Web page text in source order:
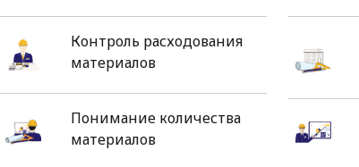
Контроль расходования
материалов
Понимание количества
материалов